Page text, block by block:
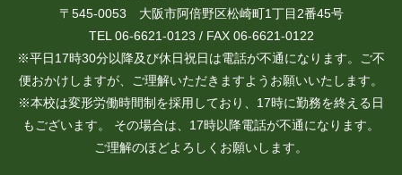
〒545-0053 大阪市阿倍野区松崎町1丁目2番45号
TEL 06-6621-0123 / FAX 06-6621-0122
※平日17時30分以降及び休日祝日は電話が不通になります。ご不
便おかけしますが、ご理解いただきますようお願いいたします。
※本校は変形労働時間制を採用しており、17時に勤務を終える日
もございます。 その場合は、17時以降電話が不通になります。
ご理解のほどよろしくお願いします。